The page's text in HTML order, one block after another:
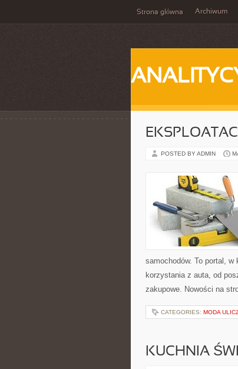
Strona główna Archiwum
POSTED BY ADMIN
samochodów. To portal,
korzystania z auta, od
zakupowe. Nowości na
CATEGORIES: MODA
KUCHNIA